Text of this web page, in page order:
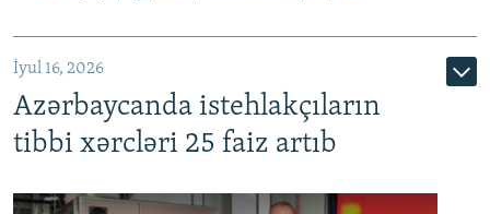
İyul 16, 2026
Azərbaycanda istehlakçıların
tibbi xərcləri 25 faiz artıb